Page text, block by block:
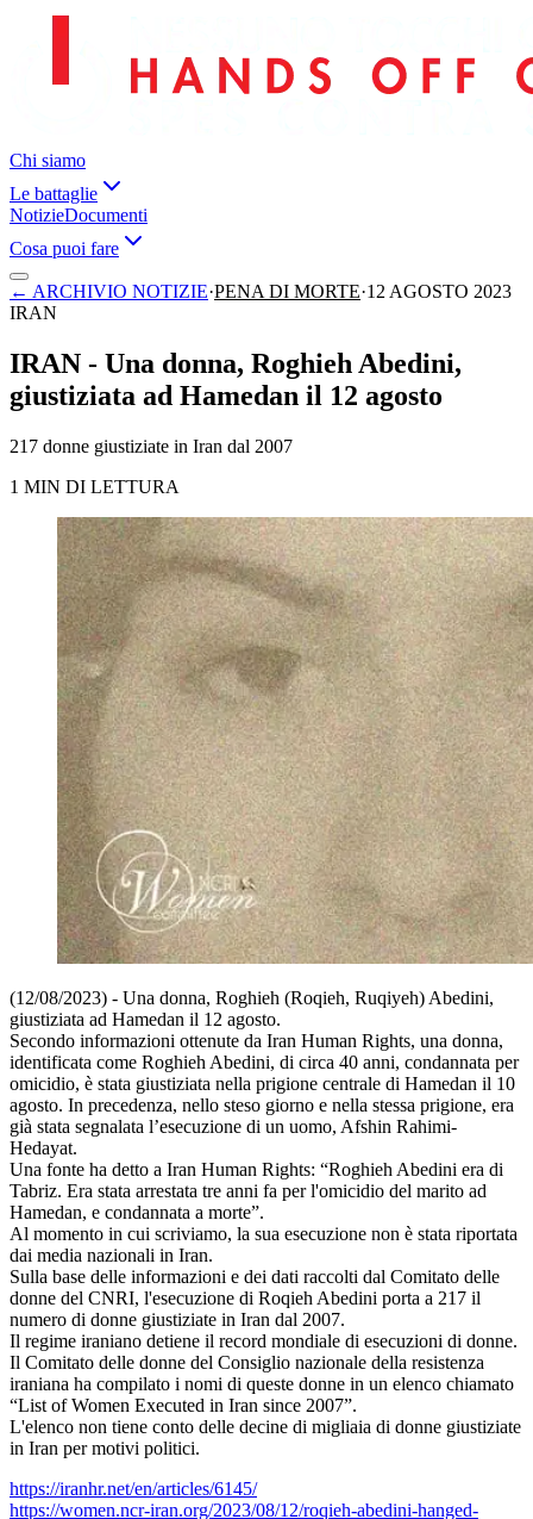
Chi siamo
Le battaglie
NotizieDocumenti
Cosa puoi fare
← ARCHIVIO NOTIZIE·PENA DI MORTE·12 AGOSTO 2023
IRAN
IRAN - Una donna, Roghieh Abedini,
giustiziata ad Hamedan il 12 agosto
217 donne giustiziate in Iran dal 2007
1 MIN DI LETTURA
(12/08/2023) - Una donna, Roghieh (Roqieh, Ruqiyeh) Abedini,
giustiziata ad Hamedan il 12 agosto.
Secondo informazioni ottenute da Iran Human Rights, una donna,
identificata come Roghieh Abedini, di circa 40 anni, condannata per
omicidio, è stata giustiziata nella prigione centrale di Hamedan il 10
agosto. In precedenza, nello steso giorno e nella stessa prigione, era
già stata segnalata l’esecuzione di un uomo, Afshin Rahimi-
Hedayat.
Una fonte ha detto a Iran Human Rights: “Roghieh Abedini era di
Tabriz. Era stata arrestata tre anni fa per l'omicidio del marito ad
Hamedan, e condannata a morte”.
Al momento in cui scriviamo, la sua esecuzione non è stata riportata
dai media nazionali in Iran.
Sulla base delle informazioni e dei dati raccolti dal Comitato delle
donne del CNRI, l'esecuzione di Roqieh Abedini porta a 217 il
numero di donne giustiziate in Iran dal 2007.
Il regime iraniano detiene il record mondiale di esecuzioni di donne.
Il Comitato delle donne del Consiglio nazionale della resistenza
iraniana ha compilato i nomi di queste donne in un elenco chiamato
“List of Women Executed in Iran since 2007”.
L'elenco non tiene conto delle decine di migliaia di donne giustiziate
in Iran per motivi politici.
https://iranhr.net/en/articles/6145/
https://women.ncr-iran.org/2023/08/12/roqieh-abedini-hanged-